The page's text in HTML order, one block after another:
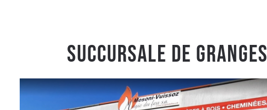
Succursale de Granges